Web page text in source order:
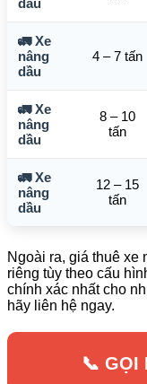
🚛 Xe
nâng
dầu
4 – 7 tấn
🚛 Xe
nâng
dầu
8 – 10
tấn
🚛 Xe
nâng
dầu
12 – 15
tấn
Ngoài ra, giá thuê
riêng tùy theo cấu
chính xác nhất cho
hãy liên hệ ngay.
📞 GỌI